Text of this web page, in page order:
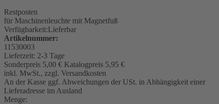
Restposten
für Maschinenleuchte mit Magnetfuß
Verfügbarkeit:Lieferbar
Artikelnummer:
11530003
Lieferzeit: 2-3 Tage
Sonderpreis 5,00 € Katalogpreis 5,95 €
inkl. MwSt., zzgl. Versandkosten
An der Kasse ggf. Abweichungen der USt. in Abhängigkeit einer
Lieferadresse im Ausland
Menge: